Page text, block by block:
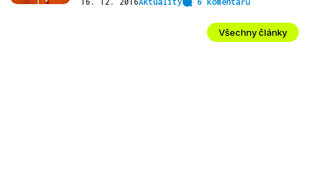
Všechny články